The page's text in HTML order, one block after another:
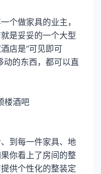
个做家具的业主，
是妥妥的一个大型
店是“可见即可
动的东西，都可以直
到每一件家具、地
你看上了房间的整
供个性化的整装定